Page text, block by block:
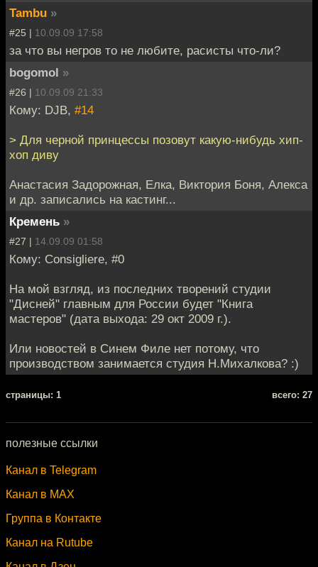
Tambu »
#25 | 10.09.09 17:58
за что вы негров то не любите, расисты что-ли?
bogomol »
#26 | 10.09.09 21:33
Кому: DJB, #14
> Для черной принцессы позовут какую-нибудь хип-
хоп диву
Анастасия Задорожная, Елка, Виктория Боня, Алекса
и др. записались на кастинг...
Кремень »
#27 | 14.09.09 01:58
Кому: Consigliere, #0
На мой взгляд, из последних творений студии
"Дисней" главным для России будет "Книга
мастеров" (дата выхода: 29 окт 2009 г.).
Или новостей в Синем Филе нет потому, что
производством занимается студия Н.Михалкова? :)
cтраницы: 1 всего: 27
полезные ссылки
Канал в Telegram
Канал в MAX
Группа в Контакте
Канал на Rutube